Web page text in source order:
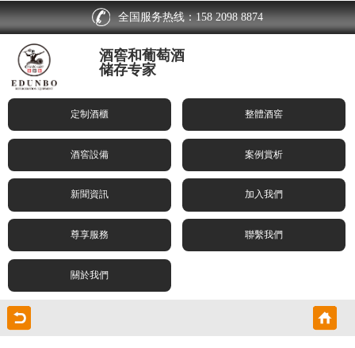
全国服务热线：158 2098 8874
酒窖和葡萄酒
储存专家
定制酒櫃 整體酒窖
酒窖設備 案例賞析
新聞資訊 加入我們
尊享服務 聯繫我們
關於我們